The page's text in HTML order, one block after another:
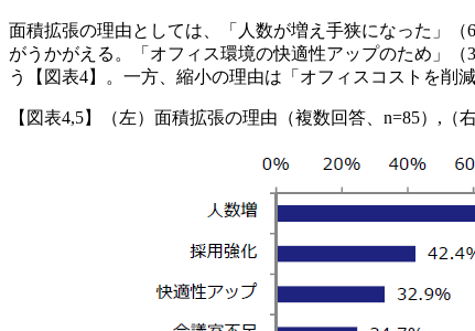
面積拡張の理由としては、「人数が増え手狭になった」
がうかがえる。「オフィス環境の快適性アップのため」
う【図表4】。一方、縮小の理由は「オフィスコストを削
【図表4,5】（左）面積拡張の理由（複数回答、n=85）,（